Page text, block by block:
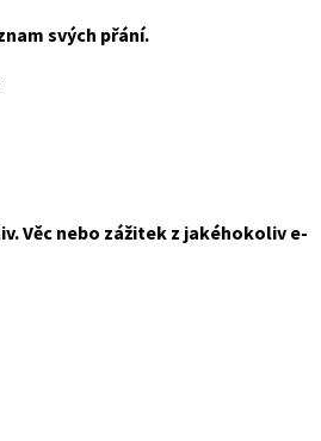
svých přání.
Věc nebo zážitek z jakéhokoliv e-